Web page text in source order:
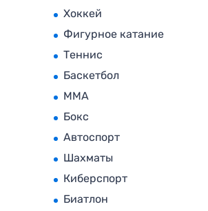
Хоккей
Фигурное катание
Теннис
Баскетбол
MMA
Бокс
Автоспорт
Шахматы
Киберспорт
Биатлон